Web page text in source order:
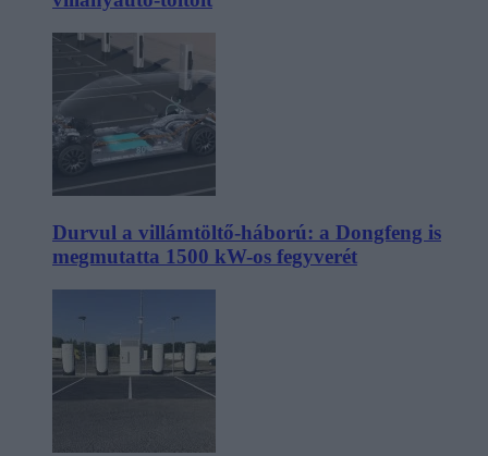
Durvul a villámtöltő-háború: a Dongfeng is
megmutatta 1500 kW-os fegyverét